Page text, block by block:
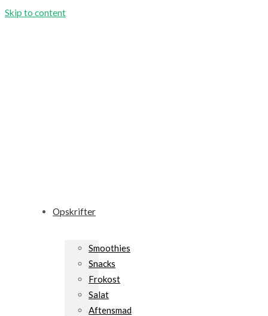
Skip to content
Opskrifter
Smoothies
Snacks
Frokost
Salat
Aftensmad